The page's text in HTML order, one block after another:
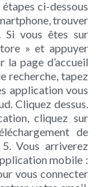
ci-dessous
trouver
Si vous êtes sur
» et appuyer
la page d’accueil
recherche, tapez
application vous
Cliquez dessus.
cliquez sur
de
Vous arriverez
mobile :
vous connecter